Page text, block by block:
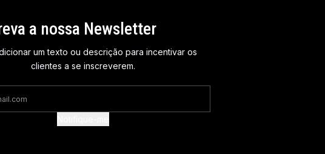
a nossa Newsletter
um texto ou descrição para incentivar os
clientes a se inscreverem.